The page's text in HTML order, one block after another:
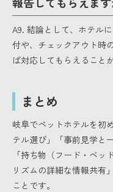
A9. 結論として、ホテル
付や、チェックアウト時
ば対応してもらえること
まとめ
岐阜でペットホテルを初
テル選び」「事前見学と
「持ち物（フード・ベ
リズムの詳細な情報共有
ことです。